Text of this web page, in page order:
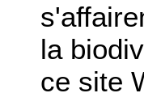
la
ce site